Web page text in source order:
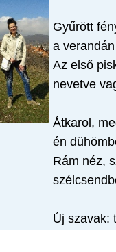
Gyűrött
a
Az első
nevetve
Átkarol,
én
Rám néz,
Új szavak: